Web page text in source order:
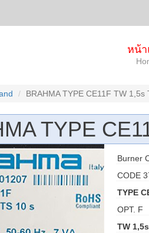
หน้
BRAHMA TYPE CE11F TW 1,5s
TYPE
Burner
CODE
TYPE
OPT. F
TW